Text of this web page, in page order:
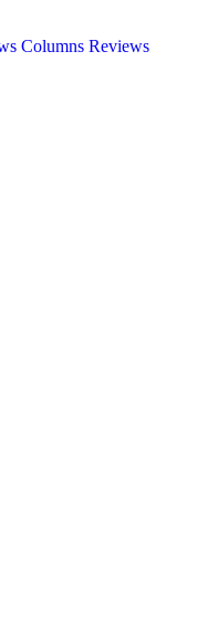
Columns Reviews